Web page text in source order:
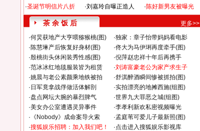
·圣诞节明信片八折
·刘嘉玲自曝正造人
·陈好新男友被曝光
茶 余 饭 后
更多>>
·何炅获地产大亨喂猕猴桃(图) ·独家：章子怡带妈妈看电影
·陈慧琳产后恢复好身材(图) ·佟大为马伊琍再度牵手(图)
·殷桃街头休闲装秀性感(图) ·倪萍赵忠祥十年后再携手
·范冰冰红地毯服装皆为租赁 ·刘涛富豪老公为家产求生子
·姚晨与老公素颜乘地铁被拍 ·舒淇醉酒瞬间惨被抓拍(图)
· 日军竟拿战俘做活体解剖 ·实拍漂亮的地摊西施(组图)
·盘点网坛大腕的暴烈脾气 ·世界九大罪恶之城(组图)
·美女办公室遭遇灵异事件 ·李孝利新欢私密视频曝光
· 《Nobody》成命案导火索 ·孟庭苇可爱儿子最新照(图)
·搜狐娱乐招聘：加入我们吧！ ·点击进入搜狐娱乐影视库